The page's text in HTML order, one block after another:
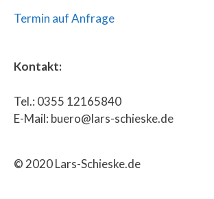
Termin auf Anfrage
Kontakt:
Tel.: 0355 12165840
E-Mail: buero@lars-schieske.de
© 2020 Lars-Schieske.de